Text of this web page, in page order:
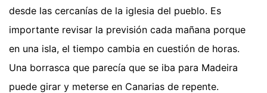
desde las cercanías de la iglesia del pueblo. Es
importante revisar la previsión cada mañana porque
en una isla, el tiempo cambia en cuestión de horas.
Una borrasca que parecía que se iba para Madeira
puede girar y meterse en Canarias de repente.